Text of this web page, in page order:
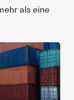
als eine